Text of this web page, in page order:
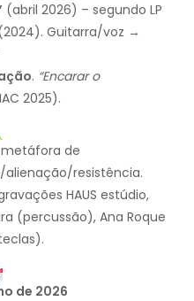
(abril 2026) – segundo LP
Guitarra/voz →
. “Encarar o
2025).
metáfora de
resistência.
HAUS estúdio,
(percussão), Ana Roque
de 2026